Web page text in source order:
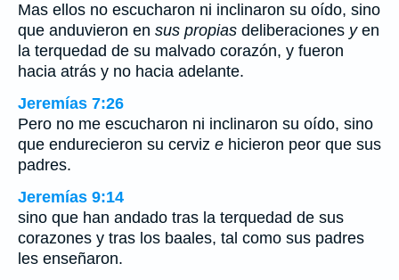
Mas ellos no escucharon ni inclinaron su oído, sino
que anduvieron en sus propias deliberaciones yen
la terquedad de su malvado corazón, y fueron
hacia atrás y no hacia adelante.
Jeremías 7:26
Pero no me escucharon ni inclinaron su oído, sino
que endurecieron su cerviz e hicieron peor que sus
padres.
Jeremías 9:14
sino que han andado tras la terquedad de sus
corazones y tras los baales, tal como sus padres
les enseñaron.